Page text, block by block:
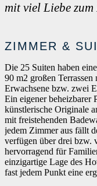
mit viel Liebe
ZIMMER &
Die 25 Suiten haben
90 m2 großen
Erwachsene bzw. zwei
Ein eigener beheizbarer
künstlerische Originale
mit freistehenden
jedem Zimmer aus fällt
verfügen über drei bzw.
hervorragend für
einzigartige Lage des
fast jedem Punkt eine